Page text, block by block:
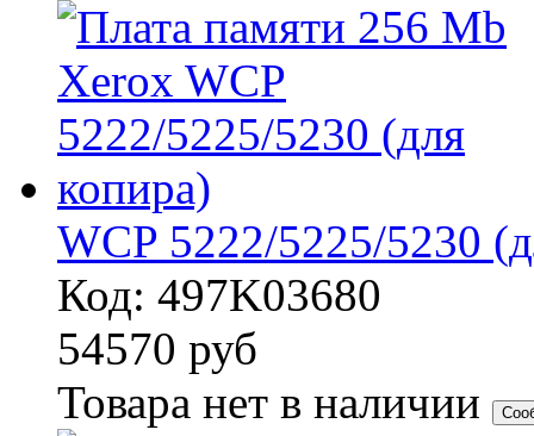
WCP 5222/5225/5230
Код: 497K03680
54570 руб
Товара нет в наличии